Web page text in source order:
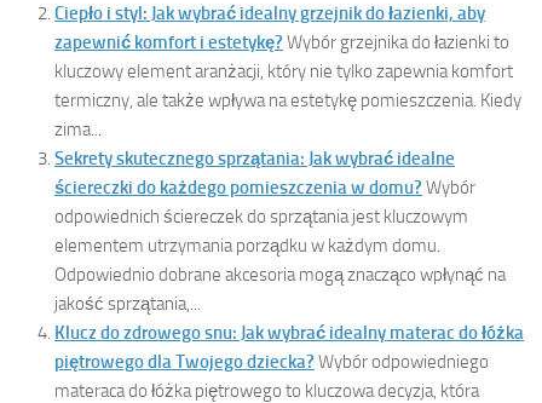
Ciepło i styl: Jak wybrać idealny grzejnik do łazienki, aby
zapewnić komfort i estetykę? Wybór grzejnika do łazienki to
kluczowy element aranżacji, który nie tylko zapewnia komfort
termiczny, ale także wpływa na estetykę pomieszczenia. Kiedy
zima...
Sekrety skutecznego sprzątania: Jak wybrać idealne
ściereczki do każdego pomieszczenia w domu? Wybór
odpowiednich ściereczek do sprzątania jest kluczowym
elementem utrzymania porządku w każdym domu.
Odpowiednio dobrane akcesoria mogą znacząco wpłynąć na
jakość sprzątania,...
Klucz do zdrowego snu: Jak wybrać idealny materac do łóżka
piętrowego dla Twojego dziecka? Wybór odpowiedniego
materaca do łóżka piętrowego to kluczowa decyzja, która